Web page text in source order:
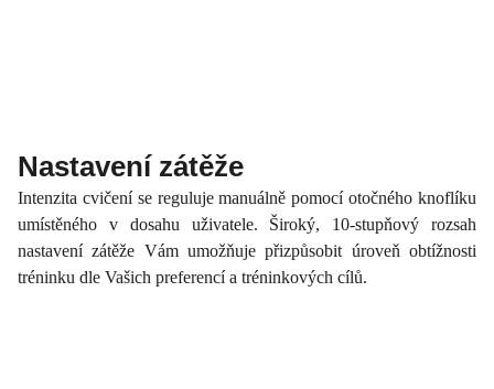
Nastavení zátěže
Intenzita cvičení se reguluje manuálně pomocí otočného knoflíku
umístěného v dosahu uživatele. Široký, 10-stupňový rozsah
nastavení zátěže Vám umožňuje přizpůsobit úroveň obtížnosti
tréninku dle Vašich preferencí a tréninkových cílů.